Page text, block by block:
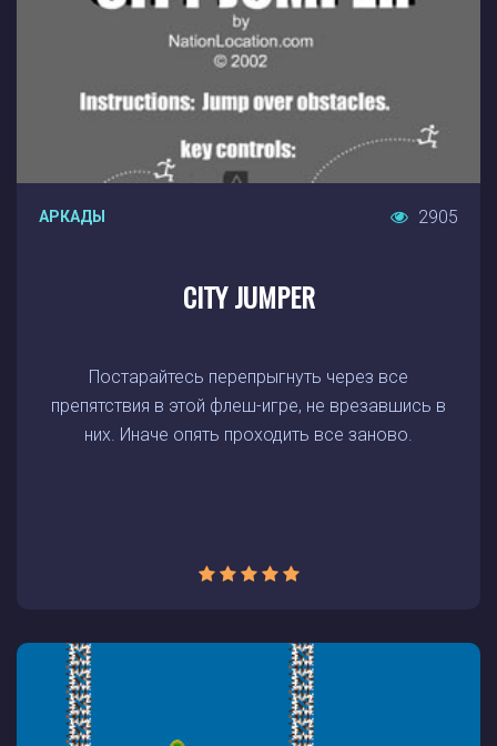
АРКАДЫ 2905
CITY JUMPER
Постарайтесь перепрыгнуть через все
препятствия в этой флеш-игре, не врезавшись в
них. Иначе опять проходить все заново.